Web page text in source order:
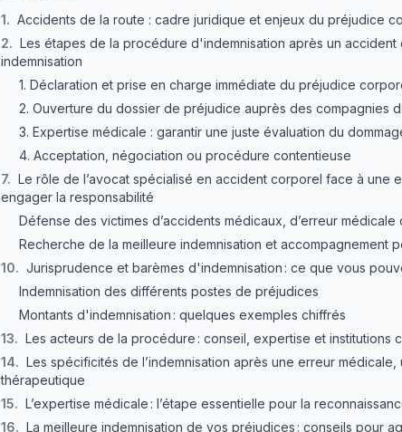
1. Accidents de la route : cadre juridique et enjeux du préjudice
2. Les étapes de la procédure d'indemnisation après un
indemnisation
1. Déclaration et prise en charge immédiate du préjudice
2. Ouverture du dossier de préjudice auprès des compagnies
3. Expertise médicale : garantir une juste évaluation du
4. Acceptation, négociation ou procédure contentieuse
7. Le rôle de l’avocat spécialisé en accident corporel face à une
engager la responsabilité
Défense des victimes d’accidents médicaux, d’erreur médicale
Recherche de la meilleure indemnisation et accompagnement
10. Jurisprudence et barèmes d'indemnisation : ce que vous
Indemnisation des différents postes de préjudices
Montants d'indemnisation : quelques exemples chiffrés
13. Les acteurs de la procédure : conseil, expertise et institutions
14. Les spécificités de l’indemnisation après une erreur
thérapeutique
15. L’expertise médicale : l’étape essentielle pour la
16. La meilleure indemnisation de vos préjudices : conseils pour